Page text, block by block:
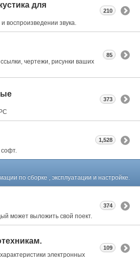
для
воспроизведении звука.
210
чертежи, рисунки ваших
85
373
1,528
по сборке , эксплуатации и настройке.
может выложить свой поект.
374
электронных
109